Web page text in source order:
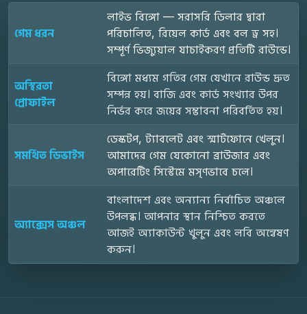
গেম ধরন
লাইভ বিঙ্গো — সরাসরি ডিলার দ্বারা
পরিচালিত, রিয়েল কার্ড এবং বল ড্র সহ।
সম্পূর্ণ ভিজ্যুয়াল যাচাইকরণ প্রতিটি রাউন্ডে।
অস্থিরতা
প্রোফাইল
বিঙ্গো মধ্যম গতির গেম যেখানে রাউন্ড দ্রুত
সম্পন্ন হয়। বাজি এবং কার্ড সংখ্যার উপর
নির্ভর করে জয়ের সম্ভাবনা পরিবর্তিত হয়।
সমর্থিত ডিভাইস
ডেস্কটপ, ট্যাবলেট এবং স্মার্টফোনে খেলুন।
আমাদের গেম যেকোনো ব্রাউজার এবং
অপারেটিং সিস্টেমে মসৃণভাবে চলে।
অ্যাক্সেস অঞ্চল
বাংলাদেশ এবং অন্যান্য নির্বাচিত অঞ্চলে
উপলব্ধ। আপনার স্থান নিশ্চিত করতে
আজই অ্যাকাউন্ট খুলুন এবং লবি অন্বেষণ
করুন।